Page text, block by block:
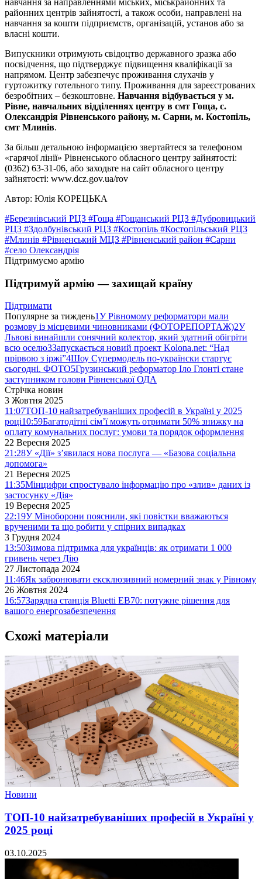
районних центрів зайнятості, а також особи, направлені на
навчання за кошти підприємств, організацій, установ або за
власні кошти.
Випускники отримують свідоцтво державного зразка або
посвідчення, що підтверджує підвищення кваліфікації за
напрямом. Центр забезпечує проживання слухачів у
гуртожитку готельного типу. Проживання для зареєстрованих
безробітних – безкоштовне. Навчання відбувається у м.
Рівне, навчальних відділеннях центру в смт Гоща, с.
Олександрія Рівненського району, м. Сарни, м. Костопіль,
смт Млинів.
За більш детальною інформацією звертайтеся за телефоном
«гарячої лінії» Рівненського обласного центру зайнятості:
(0362) 63-31-06, або заходьте на сайт обласного центру
зайнятості: www.dcz.gov.ua/rov
Автор: Юлія КОРЕЦЬКА
#Березнівський РЦЗ #Гоща #Гощанський РЦЗ #Дубровицький
РЦЗ #Здолбунівський РЦЗ #Костопіль #Костопільський РЦЗ
#Млинів #Рівненський МЦЗ #Рівненський район #Сарни
#село Олександрія
Підтримуємо армію
Підтримуй армію — захищай країну
Підтримати
Популярне за тиждень1У Рівномому реформатори мали
розмову із місцевими чиновниками (ФОТОРЕПОРТАЖ)2У
Львові винайшли сонячний колектор, який здатний обігріти
всю оселю3Запускається новий проект Kolona.net: “Над
прірвою з іржі”4Шоу Супермодель по-українски стартує
сьогодні. ФОТО5Грузинський реформатор Іло Глонті стане
заступником голови Рівненської ОДА
Стрічка новин
3 Жовтня 2025
11:07ТОП-10 найзатребуваніших професій в Україні у 2025
році10:59Багатодітні сім’ї можуть отримати 50% знижку на
оплату комунальних послуг: умови та порядок оформлення
22 Вересня 2025
21:28У «Дії» з’явилася нова послуга — «Базова соціальна
допомога»
21 Вересня 2025
11:35Мінцифри спростувало інформацію про «злив» даних із
застосунку «Дія»
19 Вересня 2025
22:19У Міноборони пояснили, які повістки вважаються
врученими та що робити у спірних випадках
3 Грудня 2024
13:50Зимова підтримка для українців: як отримати 1 000
гривень через Дію
27 Листопада 2024
11:46Як забронювати ексклюзивний номерний знак у Рівному
26 Жовтня 2024
16:57Зарядна станція Bluetti EB70: потужне рішення для
вашого енергозабезпечення
Схожі матеріали
Новини
ТОП-10 найзатребуваніших професій в Україні у
2025 році
03.10.2025